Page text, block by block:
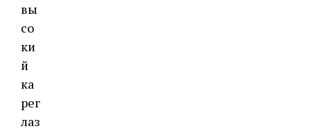
вы
со
ки
й
ка
рег
лаз